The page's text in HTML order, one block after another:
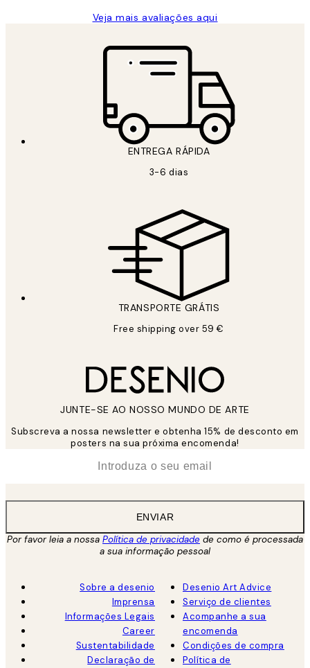
Veja mais avaliações aqui
ENTREGA RÁPIDA
3-6 dias
TRANSPORTE GRÁTIS
Free shipping over 59 €
JUNTE-SE AO NOSSO MUNDO DE ARTE
Subscreva a nossa newsletter e obtenha 15% de desconto em
posters na sua próxima encomenda!
ENVIAR
Por favor leia a nossa Política de privacidade de como é processada
a sua informação pessoal
Sobre a desenio
Imprensa
Informações Legais
Career
Sustentabilidade
Declaração de
Desenio Art Advice
Serviço de clientes
Acompanhe a sua
encomenda
Condições de compra
Política de